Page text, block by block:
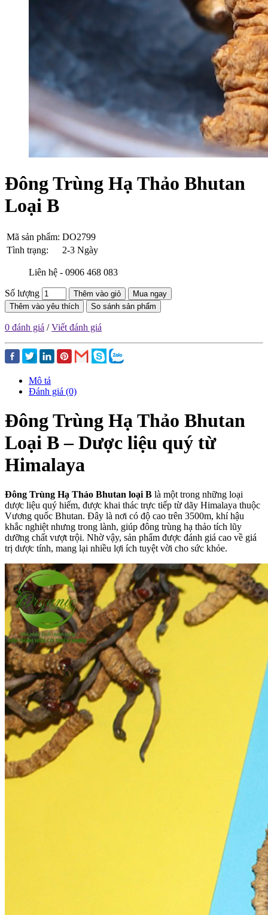
Đông Trùng Hạ Thảo Bhutan
Loại B
Mã sản phẩm: DO2799
Tình trạng:
2-3 Ngày
Liên hệ - 0906 468 083
Số lượng Thêm vào giỏ
Mua ngay
Thêm vào yêu thích
So sánh sản phẩm
0 đánh giá /Viết đánh giá
Mô tả
Đánh giá (0)
Đông Trùng Hạ Thảo Bhutan
Loại B – Dược liệu quý từ
Himalaya
Đông Trùng Hạ Thảo Bhutan loại B là một trong những loại
dược liệu quý hiếm, được khai thác trực tiếp từ dãy Himalaya thuộc
Vương quốc Bhutan. Đây là nơi có độ cao trên 3500m, khí hậu
khắc nghiệt nhưng trong lành, giúp đông trùng hạ thảo tích lũy
dưỡng chất vượt trội. Nhờ vậy, sản phẩm được đánh giá cao về giá
trị dược tính, mang lại nhiều lợi ích tuyệt vời cho sức khỏe.